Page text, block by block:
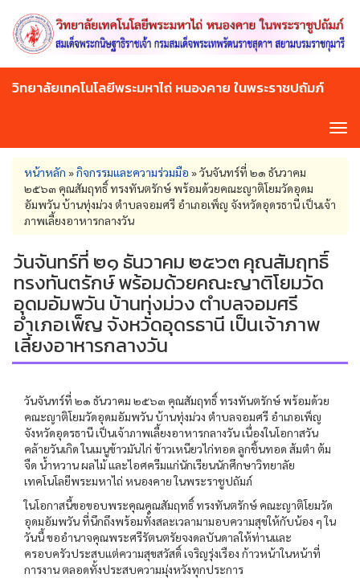
main
content
วิทยาลัยเทคโนโลยีพระมหาไถ่ หนองคาย ในพระราชปถัมภ์
You
are
here
หน้าหลัก »กิจกรรมและความร่วมมือ »วันจันทร์ที่ ๒๑ ธันวาคม
๒๕๖๓ คุณสัมฤทธิ์ ทรงทันตรักษ์ พร้อมด้วยคณะญาติโยมวัดอุดม
อัมพวัน บ้านทุ่งม่วง ตำบลจอมศรี อำเภอเพ็ญ จังหวัดอุดรธานี เป็นเจ้า
ภาพเลี้ยงอาหารกลางวัน
วันจันทร์ที่ ๒๑ ธันวาคม ๒๕๖๓ คุณสัมฤทธิ์
ทรงทันตรักษ์ พร้อมด้วยคณะญาติโยมวัด
อุดมอัมพวัน บ้านทุ่งม่วง ตำบลจอมศรี
อำเภอเพ็ญ จังหวัดอุดรธานี เป็นเจ้าภาพ
เลี้ยงอาหารกลางวัน
วันจันทร์ที่ ๒๑ ธันวาคม ๒๕๖๓ คุณสัมฤทธิ์ ทรงทันตรักษ์ พร้อมด้วย
คณะญาติโยมวัดอุดมอัมพวัน บ้านทุ่งม่วง ตำบลจอมศรี อำเภอเพ็ญ
จังหวัดอุดรธานี เป็นเจ้าภาพเลี้ยงอาหารกลางวัน เนื่องในโอกาสวัน
คล้ายวันเกิด ในเมนูข้าวมันไก่ ข้าวเหนียวไก่ทอด ลูกชิ้นทอด ส้มตำ ต้ม
จืด น้ำหวาน ผลไม้ และไอศครีมแก่นักเรียนนักศึกษาวิทยาลัย
เทคโนโลยีพระมหาไถ่ หนองคาย ในพระราชูปถัมภ์
ในโอกาสนี้ขอขอบพระคุณคุณสัมฤทธิ์ ทรงทันตรักษ์ คณะญาติโยมวัด
อุดมอัมพวัน ที่นึกถึงพร้อมทั้งสละเวลามามอบความสุขให้กับน้อง ๆ ใน
วันนี้ ขออำนาจคุณพระศรีรัตนตรัยจงดลบันดาลให้ท่านและ
ครอบครัวประสบแต่ความสุขสวัสดิ์ เจริญรุ่งเรือง ก้าวหน้าในหน้าที่
การงาน ตลอดทั้งประสบความมุ่งหวังทุกประการ